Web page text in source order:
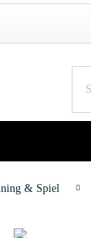
& Spiel